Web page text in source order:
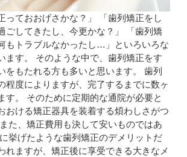
っておおげさかな？」 「歯列矯正をし
ごしてきたし、今更かな？」 「歯列矯
もトラブルなかったし…」といろいろな
ます。 そのような中で、歯列矯正をす
をもたれる方も多いと思います。 歯列
程度によりますが、完了するまでに数ヶ
す。 そのために定期的な通院が必要と
おける矯正器具を装着する煩わしさがつ
た、矯正費用も決して安いものではあ
挙げたような歯列矯正のデメリットだ
れますが、矯正後に享受できる大きなメ